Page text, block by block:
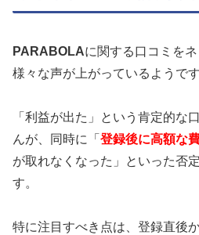
PARABOLAに関する口コミを
様々な声が上がっているようです
「利益が出た」という肯定的な
んが、同時に「 登録後に高額な
が取れなくなった」といった否
す。
特に注目すべき点は、登録直後